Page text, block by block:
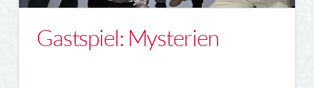
Gastspiel: Mysterien